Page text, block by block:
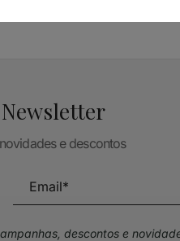
e descontos
descontos e